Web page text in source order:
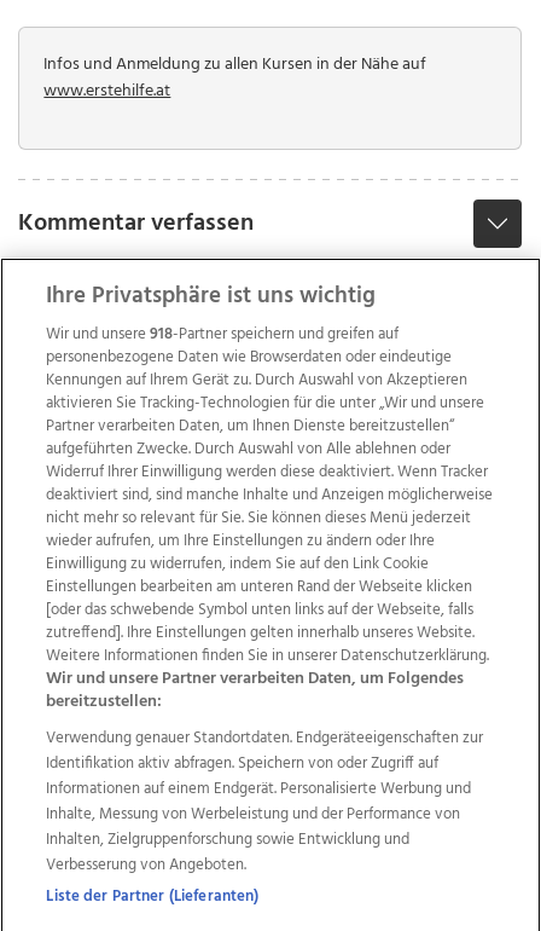
Infos und Anmeldung zu allen Kursen in der Nähe auf
www.erstehilfe.at
Kommentar verfassen
Wir über uns Mediadaten Kontakt
Jobs
Datenschutz
Impressum
AGB Anzeigekunden
AGB Website
Ehrenkodex Politische Werbung
Weitere Angebote des Medienhauses Wimmer
TV1 di-mog-i.at OÖNow
Ischler Woche
Life Radio
OÖNachrichten
OÖN Immobilien
OÖN Karriere
OÖN Reise
Promenaden Galerien
Regionaljobs
wasistlos.at
Ihre Privatsphäre ist uns wichtig
Wir und unsere918-Partner speichern und greifen auf
personenbezogene Daten wie Browserdaten oder eindeutige
Kennungen auf Ihrem Gerät zu. Durch Auswahl von Akzeptieren
aktivieren Sie Tracking-Technologien für die unter „Wir und unsere
Partner verarbeiten Daten, um Ihnen Dienste bereitzustellen“
aufgeführten Zwecke. Durch Auswahl von Alle ablehnen oder
Widerruf Ihrer Einwilligung werden diese deaktiviert. Wenn Tracker
deaktiviert sind, sind manche Inhalte und Anzeigen möglicherweise
nicht mehr so relevant für Sie. Sie können dieses Menü jederzeit
wieder aufrufen, um Ihre Einstellungen zu ändern oder Ihre
Einwilligung zu widerrufen, indem Sie auf den Link Cookie
Einstellungen bearbeiten am unteren Rand der Webseite klicken
[oder das schwebende Symbol unten links auf der Webseite, falls
zutreffend]. Ihre Einstellungen gelten innerhalb unseres Website.
Weitere Informationen finden Sie in unserer Datenschutzerklärung.
Wir und unsere Partner verarbeiten Daten, um Folgendes
bereitzustellen:
Verwendung genauer Standortdaten. Endgeräteeigenschaften zur
Identifikation aktiv abfragen. Speichern von oder Zugriff auf
Informationen auf einem Endgerät. Personalisierte Werbung und
Inhalte, Messung von Werbeleistung und der Performance von
Inhalten, Zielgruppenforschung sowie Entwicklung und
Verbesserung von Angeboten.
Liste der Partner (Lieferanten)